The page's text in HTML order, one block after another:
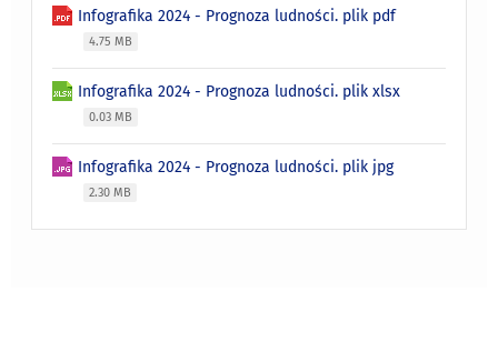
Infografika 2024 - Prognoza ludności. plik pdf
4.75 MB
Infografika 2024 - Prognoza ludności. plik xlsx
0.03 MB
Infografika 2024 - Prognoza ludności. plik jpg
2.30 MB